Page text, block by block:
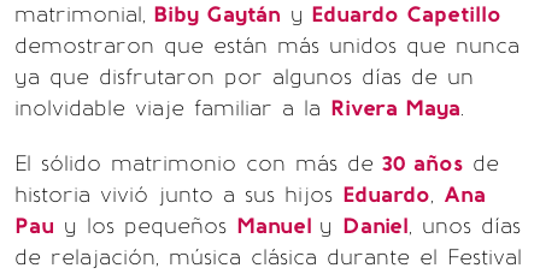
matrimonial, Biby Gaytán y Eduardo Capetillo
demostraron que están más unidos que nunca
ya que disfrutaron por algunos días de un
inolvidable viaje familiar a la Rivera Maya.
El sólido matrimonio con más de 30 años de
historia vivió junto a sus hijos Eduardo, Ana
Pau y los pequeños Manuel y Daniel, unos días
de relajación, música clásica durante el Festival